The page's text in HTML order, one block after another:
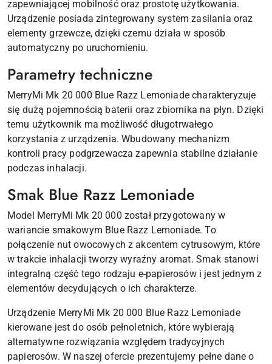
zapewniającej mobilność oraz prostotę użytkowania.
Urządzenie posiada zintegrowany system zasilania oraz
elementy grzewcze, dzięki czemu działa w sposób
automatyczny po uruchomieniu.
Parametry techniczne
MerryMi Mk 20 000 Blue Razz Lemoniade charakteryzuje
się dużą pojemnością baterii oraz zbiornika na płyn. Dzięki
temu użytkownik ma możliwość długotrwałego
korzystania z urządzenia. Wbudowany mechanizm
kontroli pracy podgrzewacza zapewnia stabilne działanie
podczas inhalacji.
Smak Blue Razz Lemoniade
Model MerryMi Mk 20 000 został przygotowany w
wariancie smakowym Blue Razz Lemoniade. To
połączenie nut owocowych z akcentem cytrusowym, które
w trakcie inhalacji tworzy wyraźny aromat. Smak stanowi
integralną część tego rodzaju e-papierosów i jest jednym z
elementów decydujących o ich charakterze.
Urządzenie MerryMi Mk 20 000 Blue Razz Lemoniade
kierowane jest do osób pełnoletnich, które wybierają
alternatywne rozwiązania względem tradycyjnych
papierosów. W naszej ofercie prezentujemy pełne dane o